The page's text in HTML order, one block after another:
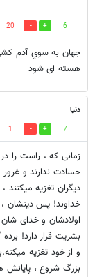
6
20
جهان به سوي آدم
هسته ای شود
دنیا
7
1
زمانی که ، راست را
حسادت ندارند و
دیگران تغزیه میکنند
خداوند! پس دینشان
اولادشان و خدای
بشریت قرار دارد!
و از خود تغزیه
بزرگ شروع ،